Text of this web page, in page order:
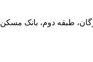
طبقه دوم، بانک مسکن